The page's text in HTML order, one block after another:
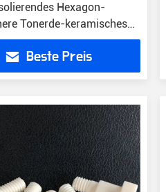
Hexagon-
Tonerde-keramisches
Beste Preis